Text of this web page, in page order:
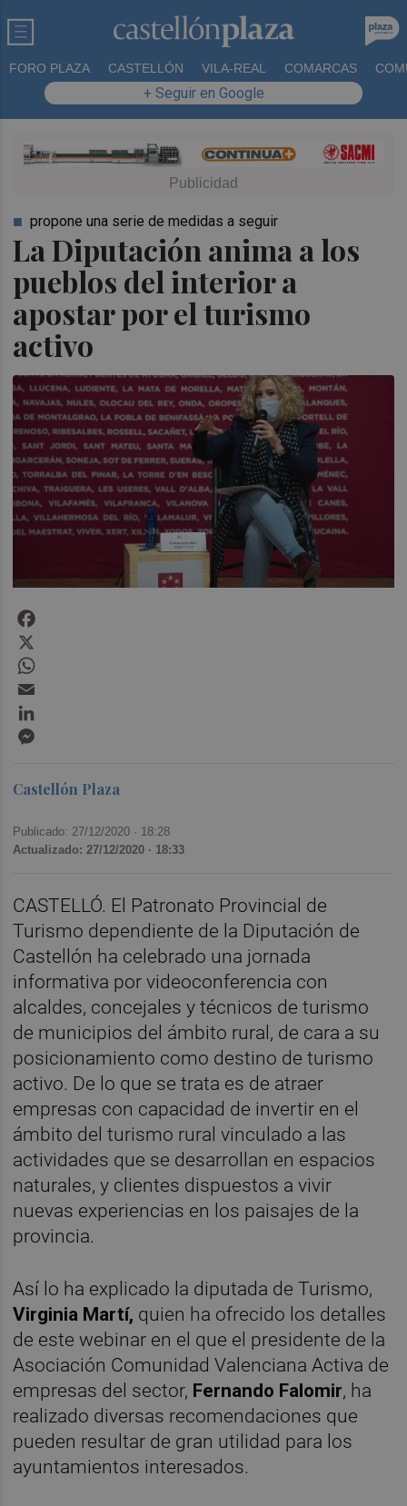
FORO PLAZA CASTELLÓN VILA-REAL COMARCAS
+ Seguir en Google
La Diputación anima a los
pueblos del interior a
apostar por el turismo
activo
propone una serie de medidas a seguir
Castellón Plaza
Publicado: 27/12/2020 · 18:28
Actualizado: 27/12/2020 · 18:33
CASTELLÓ. El Patronato Provincial de
Turismo dependiente de la Diputación de
Castellón ha celebrado una jornada
informativa por videoconferencia con
alcaldes, concejales y técnicos de turismo
de municipios del ámbito rural, de cara a su
posicionamiento como destino de turismo
activo. De lo que se trata es de atraer
empresas con capacidad de invertir en el
ámbito del turismo rural vinculado a las
actividades que se desarrollan en espacios
naturales, y clientes dispuestos a vivir
nuevas experiencias en los paisajes de la
provincia.
Así lo ha explicado la diputada de Turismo,
Virginia Martí, quien ha ofrecido los detalles
de este webinar en el que el presidente de la
Asociación Comunidad Valenciana Activa de
empresas del sector, Fernando Falomir, ha
realizado diversas recomendaciones que
pueden resultar de gran utilidad para los
ayuntamientos interesados.